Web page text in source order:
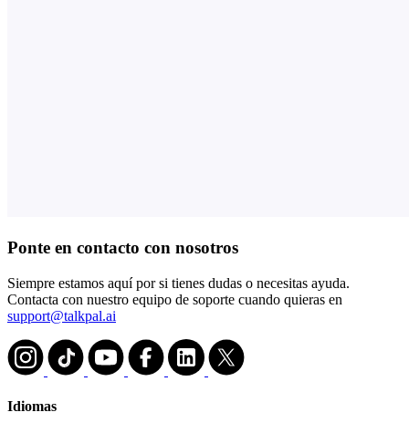
Ponte en contacto con nosotros
Siempre estamos aquí por si tienes dudas o necesitas ayuda.
Contacta con nuestro equipo de soporte cuando quieras en
support@talkpal.ai
Idiomas